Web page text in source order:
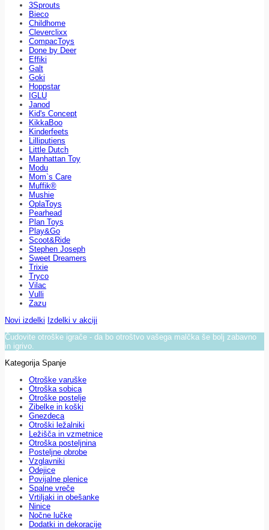
3Sprouts
Bieco
Childhome
Cleverclixx
CompacToys
Done by Deer
Effiki
Galt
Goki
Hoppstar
IGLU
Janod
Kid's Concept
KikkaBoo
Kinderfeets
Lilliputiens
Little Dutch
Manhattan Toy
Modu
Mom`s Care
Muffik®
Mushie
OplaToys
Pearhead
Plan Toys
Play&Go
Scoot&Ride
Stephen Joseph
Sweet Dreamers
Trixie
Tryco
Vilac
Vulli
Zazu
Novi izdelki Izdelki v akciji
Čudovite otroške igrače - da bo otroštvo vašega malčka še bolj zabavno
in igrivo.
Kategorija Spanje
Otroške varuške
Otroška sobica
Otroške postelje
Zibelke in koški
Gnezdeca
Otroški ležalniki
Ležišča in vzmetnice
Otroška posteljnina
Posteljne obrobe
Vzglavniki
Odejice
Povijalne plenice
Spalne vreče
Vrtiljaki in obešanke
Ninice
Nočne lučke
Dodatki in dekoracije